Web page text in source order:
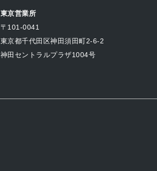
東京営業所
〒101-0041
東京都千代田区神田須田町2-6-2
神田セントラルプラザ1004号